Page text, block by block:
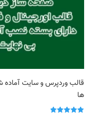
قالب وردپرس و سایت
ها